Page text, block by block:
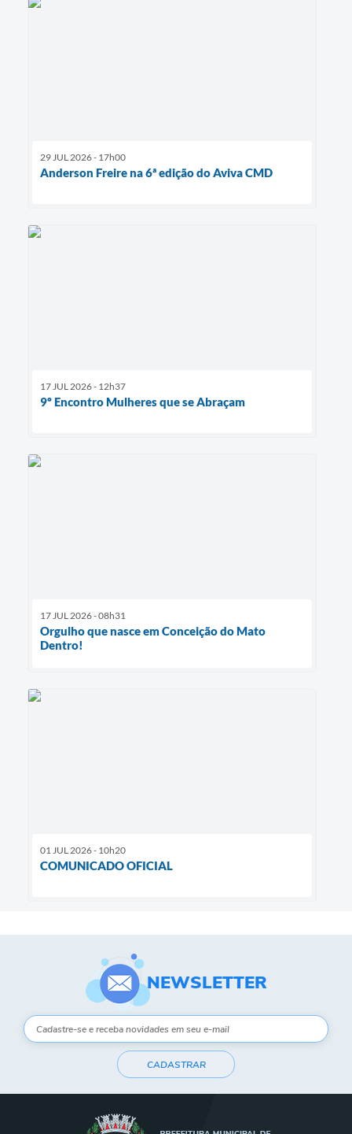
29 JUL 2026 - 17h00
Anderson Freire na 6ª edição do Aviva CMD
17 JUL 2026 - 12h37
9º Encontro Mulheres que se Abraçam
17 JUL 2026 - 08h31
Orgulho que nasce em Conceição do Mato
Dentro!
01 JUL 2026 - 10h20
COMUNICADO OFICIAL
NEWSLETTER
CADASTRAR